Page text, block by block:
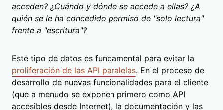
acceden? ¿Cuándo y dónde se accede a ellas? ¿A
quién se le ha concedido permiso de "solo lectura"
frente a "escritura"?
Este tipo de datos es fundamental para evitar la
proliferación de las API paralelas. En el proceso de
desarrollo de nuevas funcionalidades para el cliente
(que a menudo se exponen primero como API
accesibles desde Internet), la documentación y las